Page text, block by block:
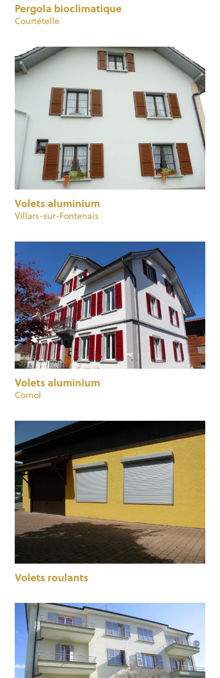
Pergola bioclimatique
Courtételle
Volets aluminium
Villars-sur-Fontenais
Volets aluminium
Cornol
Volets roulants